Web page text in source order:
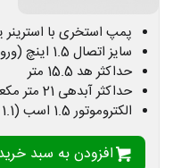
پمپ استخری با استرینر
سایز اتصال 1.5 اینچ (ورودی و خروجی)
حداکثر هد 15.5 متر
حداکثر آبدهی 21 متر مکعب در ساعت
الکتروموتور 1.5 اسب (1.1 کیلووات)
افزودن به سبد